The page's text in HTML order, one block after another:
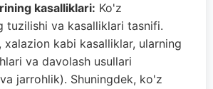
kasalliklari: Ko'z
tuzilishi va kasalliklari tasnifi.
xalazion kabi kasalliklar, ularning
va davolash usullari
jarrohlik). Shuningdek, ko'z